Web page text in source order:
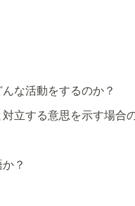
な活動をするのか？
立する意思を示す場合
？